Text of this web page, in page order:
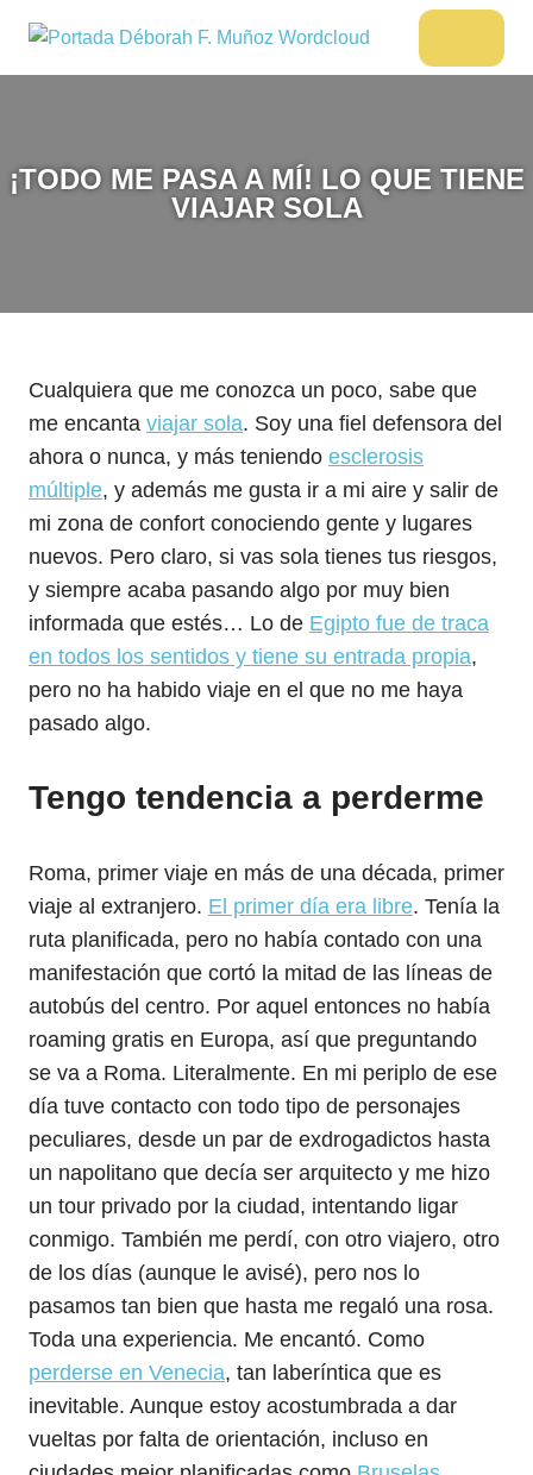
contenido
DÉBORAH
viajes
y
¡TODO ME PASA A MÍ! LO QUE TIENE
VIAJAR SOLA
Cualquiera que me conozca un poco, sabe que
me encanta viajar sola. Soy una fiel defensora del
ahora o nunca, y más teniendo esclerosis
múltiple, y además me gusta ir a mi aire y salir de
mi zona de confort conociendo gente y lugares
nuevos. Pero claro, si vas sola tienes tus riesgos,
y siempre acaba pasando algo por muy bien
informada que estés… Lo de Egipto fue de traca
en todos los sentidos y tiene su entrada propia,
pero no ha habido viaje en el que no me haya
pasado algo.
Tengo tendencia a perderme
Roma, primer viaje en más de una década, primer
viaje al extranjero. El primer día era libre. Tenía la
ruta planificada, pero no había contado con una
manifestación que cortó la mitad de las líneas de
autobús del centro. Por aquel entonces no había
roaming gratis en Europa, así que preguntando
se va a Roma. Literalmente. En mi periplo de ese
día tuve contacto con todo tipo de personajes
peculiares, desde un par de exdrogadictos hasta
un napolitano que decía ser arquitecto y me hizo
un tour privado por la ciudad, intentando ligar
conmigo. También me perdí, con otro viajero, otro
de los días (aunque le avisé), pero nos lo
pasamos tan bien que hasta me regaló una rosa.
Toda una experiencia. Me encantó. Como
perderse en Venecia, tan laberíntica que es
inevitable. Aunque estoy acostumbrada a dar
vueltas por falta de orientación, incluso en